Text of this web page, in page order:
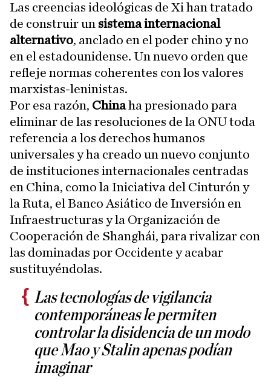
Las creencias ideológicas de Xi han tratado
de construir un sistema internacional
alternativo, anclado en el poder chino y no
en el estadounidense. Un nuevo orden que
refleje normas coherentes con los valores
marxistas-leninistas.
Por esa razón, Chinaha presionado para
eliminar de las resoluciones de la ONU toda
referencia a los derechos humanos
universales y ha creado un nuevo conjunto
de instituciones internacionales centradas
en China, como la Iniciativa del Cinturón y
la Ruta, el Banco Asiático de Inversión en
Infraestructuras y la Organización de
Cooperación de Shanghái, para rivalizar con
las dominadas por Occidente y acabar
sustituyéndolas.
Las tecnologías de vigilancia
contemporáneas le permiten
controlar la disidencia de un modo
que Mao y Stalin apenas podían
imaginar